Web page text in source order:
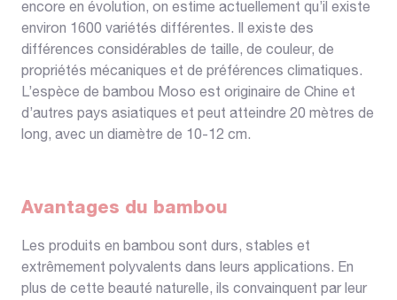
encore en évolution, on estime actuellement qu’il existe
environ 1600 variétés différentes. Il existe des
différences considérables de taille, de couleur, de
propriétés mécaniques et de préférences climatiques.
L’espèce de bambou Moso est originaire de Chine et
d’autres pays asiatiques et peut atteindre 20 mètres de
long, avec un diamètre de 10-12 cm.
Avantages du bambou
Les produits en bambou sont durs, stables et
extrêmement polyvalents dans leurs applications. En
plus de cette beauté naturelle, ils convainquent par leur